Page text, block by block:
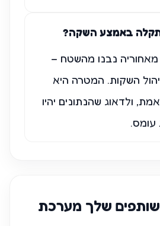
באמצע השקה?
נבנו מהשטח –
השקות. המטרה היא
ולדאוג שהנתונים יהיו
עומס.
שלך מערכת